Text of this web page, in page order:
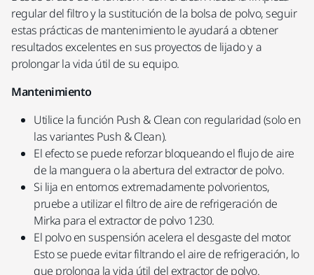
regular del filtro y la sustitución de la bolsa de polvo, seguir
estas prácticas de mantenimiento le ayudará a obtener
resultados excelentes en sus proyectos de lijado y a
prolongar la vida útil de su equipo.
Mantenimiento
Utilice la función Push & Clean con regularidad (solo en
las variantes Push & Clean).
El efecto se puede reforzar bloqueando el flujo de aire
de la manguera o la abertura del extractor de polvo.
Si lija en entornos extremadamente polvorientos,
pruebe a utilizar el filtro de aire de refrigeración de
Mirka para el extractor de polvo 1230.
El polvo en suspensión acelera el desgaste del motor.
Esto se puede evitar filtrando el aire de refrigeración, lo
que prolonga la vida útil del extractor de polvo.